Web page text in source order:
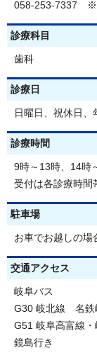
058-253-7337 ※
診療科目
歯科
診療日
日曜日、祝休日、
診療時間
9時～13時、14時
受付は各診療時間
駐車場
お車でお越しの場
交通アクセス
岐阜バス
G30 岐北線 名鉄
G51 岐阜高富線
鏡島行き